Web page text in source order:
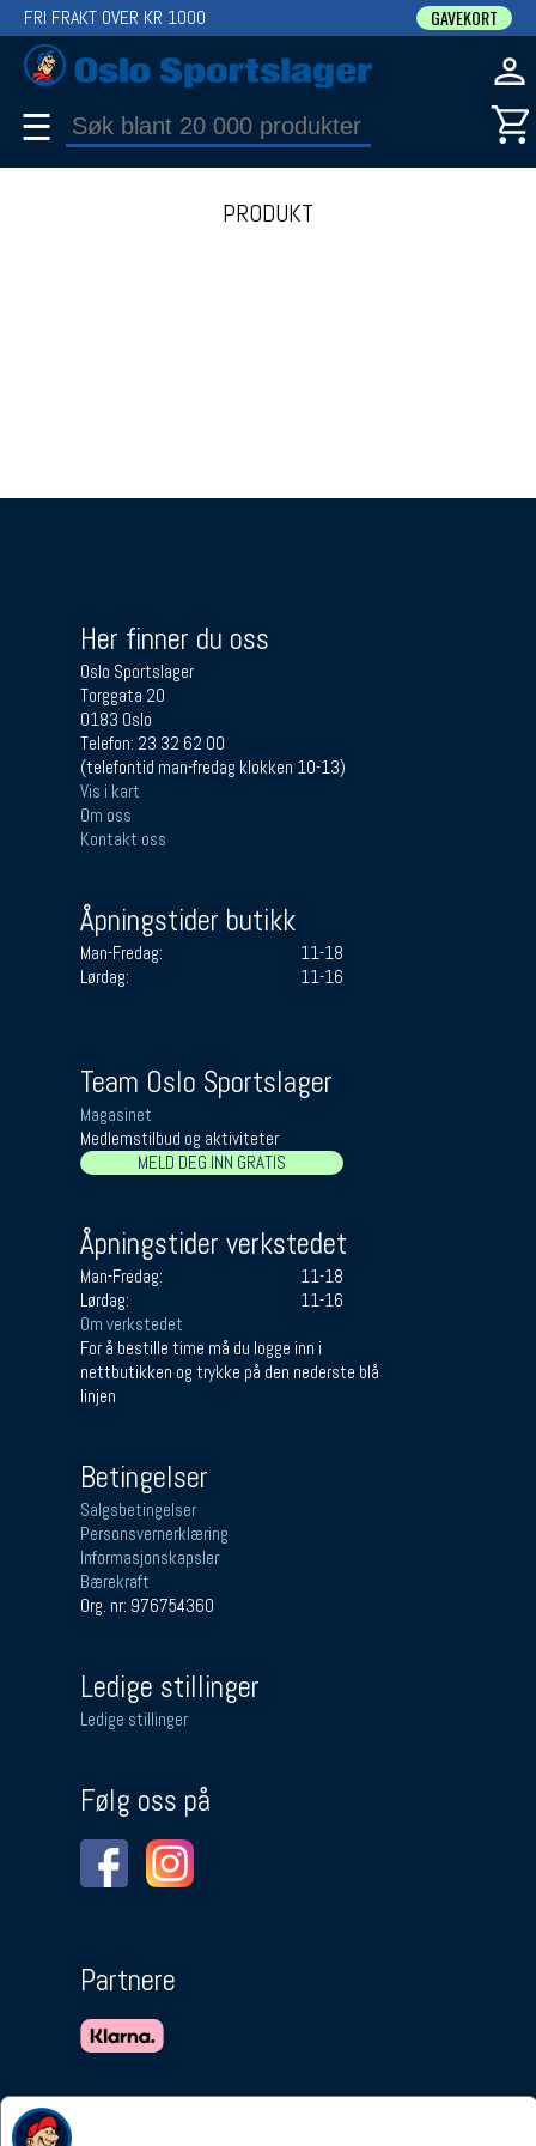
FRI FRAKT OVER KR 1000 GAVEKORT
☰
PRODUKT
Her finner du oss
Oslo Sportslager
Torggata 20
0183 Oslo
Telefon: 23 32 62 00
(telefontid man-fredag klokken 10-13)
Vis i kart
Om oss
Kontakt oss
Åpningstider butikk
Man-Fredag:
11-18
Lørdag:
11-16
Team Oslo Sportslager
Magasinet
Medlemstilbud og aktiviteter
MELD DEG INN GRATIS
Åpningstider verkstedet
Man-Fredag:
11-18
Lørdag:
11-16
Om verkstedet
For å bestille time må du logge inn i
nettbutikken og trykke på den nederste blå
linjen
Betingelser
Salgsbetingelser
Personsvernerklæring
Informasjonskapsler
Bærekraft
Org. nr: 976754360
Ledige stillinger
Ledige stillinger
Følg oss på
Partnere